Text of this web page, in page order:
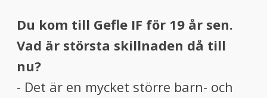
Du kom till Gefle IF för 19 år sen.
Vad är största skillnaden då till
nu?
- Det är en mycket större barn- och